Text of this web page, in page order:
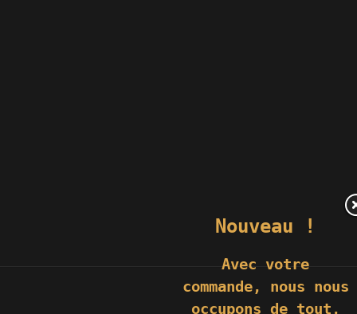
Nouveau !
Avec votre
commande, nous nous
occupons de tout,